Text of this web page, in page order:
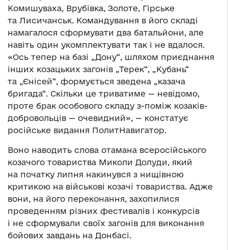
Комишуваха, Врубівка, Золоте, Гірське
та Лисичанськ. Командування в його складі
намагалося сформувати два батальйони, але
навіть один укомплектувати так і не вдалося.
«Ось тепер на базі „Дону“, шляхом приєднання
інших козацьких загонів „Терек“, „Кубань“
та „Єнісей“, формується зведена „казача
бригада“. Скільки це триватиме — невідомо,
проте брак особового складу з-поміж козаків-
добровольців — очевидний», — констатує
російське видання ПолитНавигатор.
Воно наводить слова отамана всеросійського
козачого товариства Миколи Долуди, який
на початку липня накинувся з нищівною
критикою на військові козачі товариства. Адже
вони, на його переконання, захопилися
проведенням різних фестивалів і конкурсів
і не сформували своїх загонів для виконання
бойових завдань на Донбасі.